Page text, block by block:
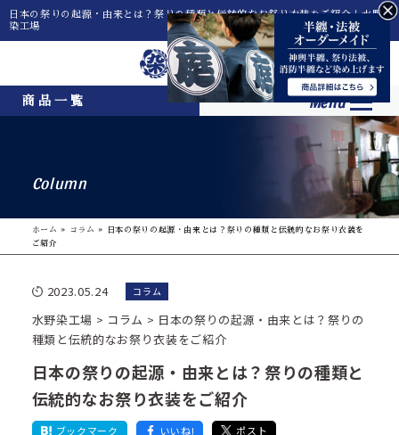
日本の祭りの起源・由来とは？祭りの種類と伝統的なお祭り衣装をご紹介｜水野
染工場
商品一覧 Menu
Column
ホーム » コラム »
日本の祭りの起源・由来とは？祭りの種類と伝統的なお祭り衣装を
ご紹介
2023.05.24 コラム
水野染工場 > コラム > 日本の祭りの起源・由来とは？祭りの
種類と伝統的なお祭り衣装をご紹介
日本の祭りの起源・由来とは？祭りの種類と
伝統的なお祭り衣装をご紹介
ブックマーク いいね! ポスト